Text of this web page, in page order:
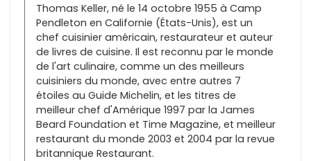
Thomas Keller, né le 14 octobre 1955 à Camp
Pendleton en Californie (États-Unis), est un
chef cuisinier américain, restaurateur et auteur
de livres de cuisine. Il est reconnu par le monde
de l'art culinaire, comme un des meilleurs
cuisiniers du monde, avec entre autres 7
étoiles au Guide Michelin, et les titres de
meilleur chef d'Amérique 1997 par la James
Beard Foundation et Time Magazine, et meilleur
restaurant du monde 2003 et 2004 par la revue
britannique Restaurant.